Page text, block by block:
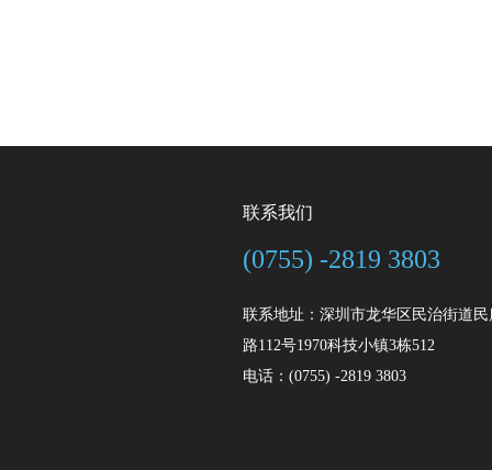
联系地址：深圳市龙华区民治街道民
路112号1970科技小镇3栋512
电话：(0755) -2819 3803
(0755) -2819 3803
联系我们